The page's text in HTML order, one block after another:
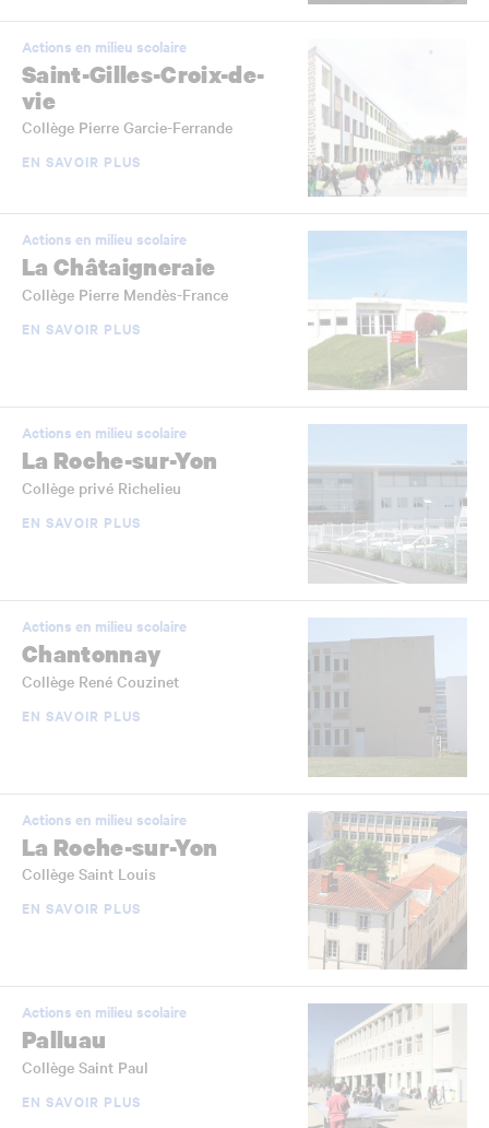
Actions en milieu scolaire
Saint-Gilles-Croix-de-
vie
Collège Pierre Garcie-Ferrande
EN SAVOIR PLUS
Actions en milieu scolaire
La Châtaigneraie
Collège Pierre Mendès-France
EN SAVOIR PLUS
Actions en milieu scolaire
La Roche-sur-Yon
Collège privé Richelieu
EN SAVOIR PLUS
Actions en milieu scolaire
Chantonnay
Collège René Couzinet
EN SAVOIR PLUS
Actions en milieu scolaire
La Roche-sur-Yon
Collège Saint Louis
EN SAVOIR PLUS
Actions en milieu scolaire
Palluau
Collège Saint Paul
EN SAVOIR PLUS